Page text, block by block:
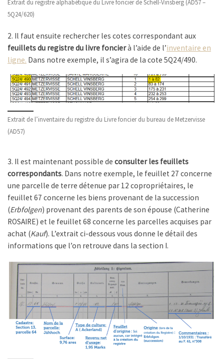
Extrait du registre alphabétique du Livre foncier de Schell-Vinsberg (AD57 –
5Q24/620)
2. Il faut ensuite rechercher les cotes correspondant aux
feuillets du registre du livre foncierà l’aide de l’inventaire en
ligne. Dans notre exemple, il s’agira de la cote 5Q24/490.
Extrait de l’inventaire du registre du Livre foncier du bureau de Metzervisse
(AD57)
3. Il est maintenant possible de consulter les feuillets
correspondants. Dans notre exemple, le feuillet 27 concerne
une parcelle de terre détenue par 12 copropriétaires, le
feuillet 67 concerne les biens provenant de la succession
(Erbfolgen) provenant des parents de son épouse (Catherine
ROSAIRE) et le feuillet 68 concerne les parcelles acquises par
achat (Kauf). L’extrait ci-dessous vous donne le détail des
informations que l’on retrouve dans la section I.